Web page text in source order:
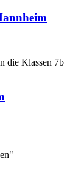
die Klassen 7b